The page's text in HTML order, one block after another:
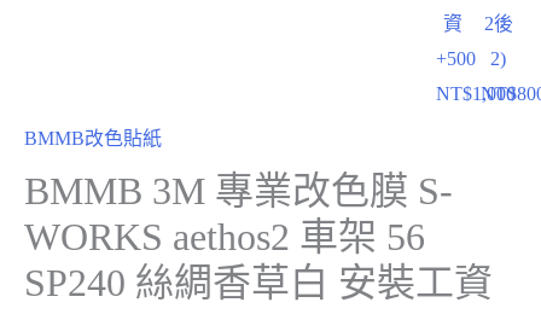
資
+500
NT$1,000
2後
2)
NT$
BMMB改色貼紙
BMMB 3M 專業改色膜 S-
WORKS aethos2 車架 56
SP240 絲綢香草白 安裝工資